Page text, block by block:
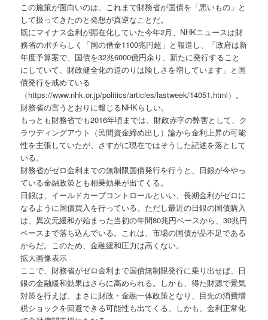
この施策が面白いのは、これまで財務省が国債を「悪いもの」と
して扱ってきたのと発想が真逆なことだ。
既にマイナス金利が顕在化していた今年2月、NHKニュースは財
務省のポチらしく「国の借金1100兆円超」と報道し、「政府は新
年度予算案で、国債を32兆6000億円余り、新たに発行すること
にしていて、財政健全化の道のりは険しさを増しています」と国
債発行を戒めている
（https://www.nhk.or.jp/politics/articles/lastweek/14051.html）。
財務省の言うとおりに報じるNHKらしい。
もっとも財務省でも2016年頃までは、財政赤字の弊害として、ク
ラウディングアウト（民間資金締め出し）論から金利上昇の可能
性を主張していたが、さすがに現在ではそうした記述を落として
いる。
財務省がゼロ金利までの無制限国債発行を行うと、日銀が今やっ
ている金融政策とも相乗効果が出てくる。
日銀は、イールドカーブコントロールといい、長期金利がゼロに
なるように国債買入を行っている。ただし最近の日銀の国債購入
は、異次元緩和が始まった当初の年間80兆円ベースから、30兆円
ベースまで落ち込んでいる。これは、市場の国債が品不足である
からだ。このため、金融緩和圧力は高くない。
拡大画像表示
ここで、財務省がゼロ金利まで国債無制限発行に乗り出せば、日
銀の金融緩和効果はさらに高められる。しかも、得た財源で景気
対策を行えば、まさに財政・金融一体政策となり、目先の消費増
税ショックを回避できる可能性も出てくる。しかも、金利正常化